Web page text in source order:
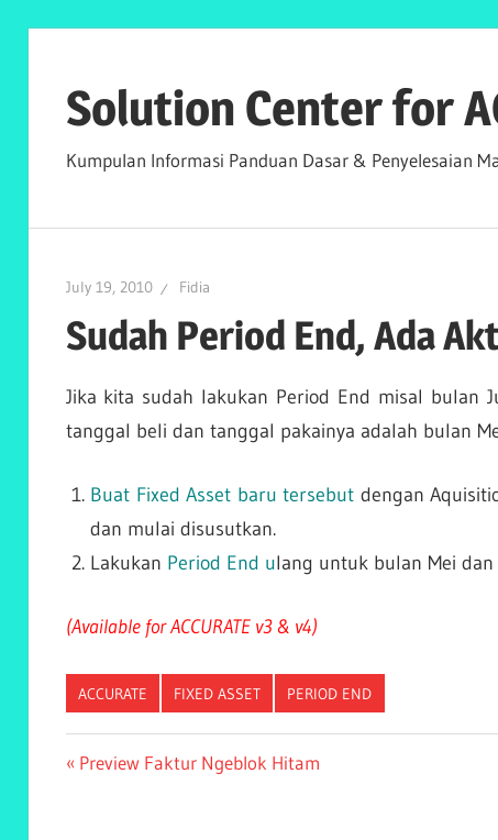
contentSolution Center for
Kumpulan Informasi Panduan Dasar & Penyelesaian
July 19, 2010 Fidia
Sudah Period End, Ada
Jika kita sudah lakukan Period End misal bulan
tanggal beli dan tanggal pakainya adalah bulan
Buat Fixed Asset baru tersebut dengan
dan mulai disusutkan.
Lakukan Period End ulang untuk bulan Mei
(Available for ACCURATE v3 & v4)
ACCURATE FIXED ASSET PERIOD END
Post
Previous
Preview Faktur Ngeblok Hitam